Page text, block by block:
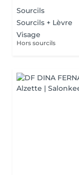
Sourcils
Sourcils + Lèvre
Visage
Hors sourcils